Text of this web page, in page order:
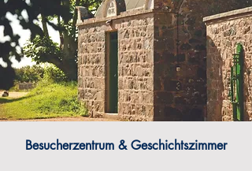
Besucherzentrum & Geschichtszimmer